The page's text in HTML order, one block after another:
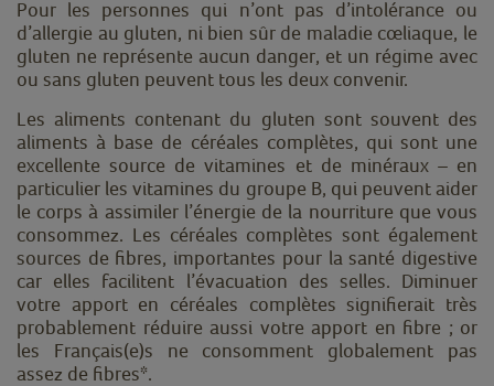
Pour les personnes qui n’ont pas d’intolérance ou
d’allergie au gluten, ni bien sûr de maladie cœliaque, le
gluten ne représente aucun danger, et un régime avec
ou sans gluten peuvent tous les deux convenir.
Les aliments contenant du gluten sont souvent des
aliments à base de céréales complètes, qui sont une
excellente source de vitamines et de minéraux – en
particulier les vitamines du groupe B, qui peuvent aider
le corps à assimiler l’énergie de la nourriture que vous
consommez. Les céréales complètes sont également
sources de fibres, importantes pour la santé digestive
car elles facilitent l’évacuation des selles. Diminuer
votre apport en céréales complètes signifierait très
probablement réduire aussi votre apport en fibre ; or
les Français(e)s ne consomment globalement pas
assez de fibres*.